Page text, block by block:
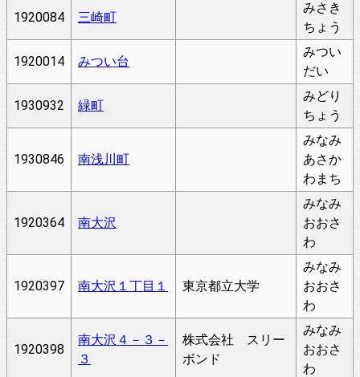
1920084 三崎町
みさき
ちょう
1920014 みつい台
みつい
だい
1930932 緑町
みどり
ちょう
1930846 南浅川町
みなみ
あさか
わまち
1920364 南大沢
みなみ
おおさ
わ
1920397 南大沢１丁目１ 東京都立大学
みなみ
おおさ
わ
1920398
南大沢４－３－
３
株式会社 スリー
ボンド
みなみ
おおさ
わ